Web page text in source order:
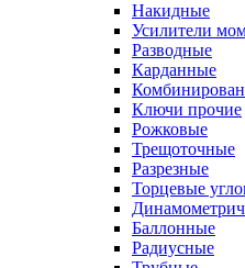
Накидные
Усилители
Разводные
Карданные
Ключи прочие
Рожковые
Трещоточные
Разрезные
Торцевые
Баллонные
Радиусные